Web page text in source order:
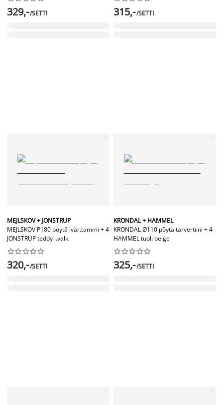
329,-/SETTI 315,-/SETTI
MEJLSKOV + JONSTRUP
MEJLSKOV P180 pöytä lvär.tammi + 4
JONSTRUP teddy l.valk.






320,-/SETTI
KRONDAL + HAMMEL
KRONDAL Ø110 pöytä tarvertiini + 4
HAMMEL tuoli beige






325,-/SETTI